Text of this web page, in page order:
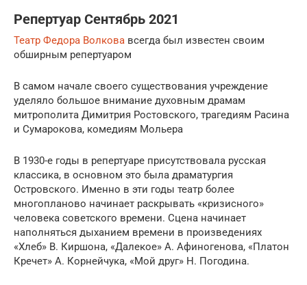
Репертуар Сентябрь 2021
Театр Федора Волкова всегда был известен своим
обширным репертуаром
В самом начале своего существования учреждение
уделяло большое внимание духовным драмам
митрополита Димитрия Ростовского, трагедиям Расина
и Сумарокова, комедиям Мольера
В 1930-е годы в репертуаре присутствовала русская
классика, в основном это была драматургия
Островского. Именно в эти годы театр более
многопланово начинает раскрывать «кризисного»
человека советского времени. Сцена начинает
наполняться дыханием времени в произведениях
«Хлеб» В. Киршона, «Далекое» А. Афиногенова, «Платон
Кречет» А. Корнейчука, «Мой друг» Н. Погодина.